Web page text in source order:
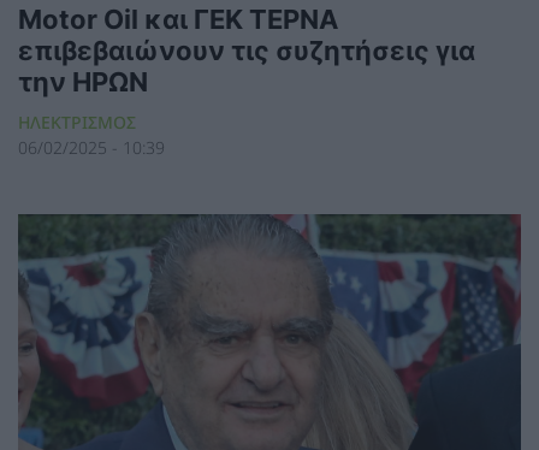
Motor Oil και ΓΕΚ ΤΕΡΝΑ
επιβεβαιώνουν τις συζητήσεις για
την ΗΡΩΝ
ΗΛΕΚΤΡΙΣΜΟΣ
06/02/2025 - 10:39